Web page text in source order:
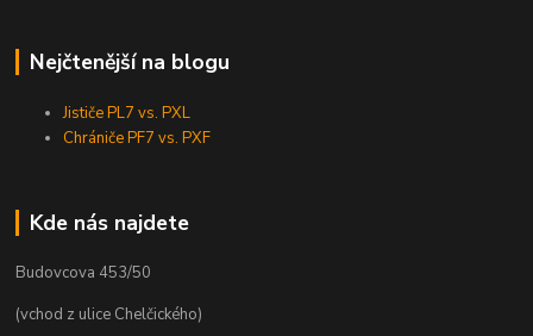
Nejčtenější na blogu
Jističe PL7 vs. PXL
Chrániče PF7 vs. PXF
Kde nás najdete
Budovcova 453/50
(vchod z ulice Chelčického)